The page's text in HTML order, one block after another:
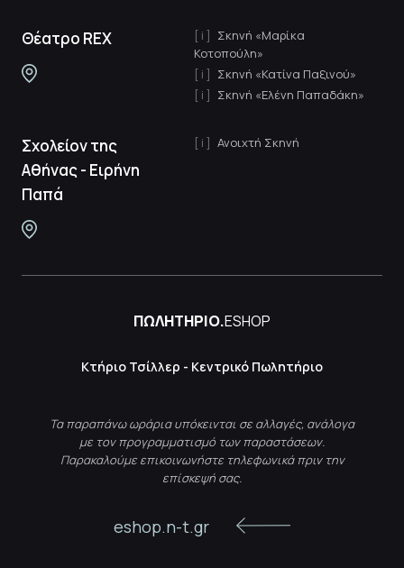
Θέατρο REX
Σκηνή «Μαρίκα
Κοτοπούλη»
Σκηνή «Κατίνα Παξινού»
Σκηνή «Ελένη Παπαδάκη»
Σχολείον της
Αθήνας - Ειρήνη
Παπά
Ανοιχτή Σκηνή
ΠΩΛΗΤΗΡΙΟ.ESHOP
Κτήριο Τσίλλερ - Κεντρικό Πωλητήριο
Τα παραπάνω ωράρια υπόκεινται σε αλλαγές, ανάλογα
με τον προγραμματισμό των παραστάσεων.
Παρακαλούμε επικοινωνήστε τηλεφωνικά πριν την
επίσκεψή σας.
eshop.n-t.gr